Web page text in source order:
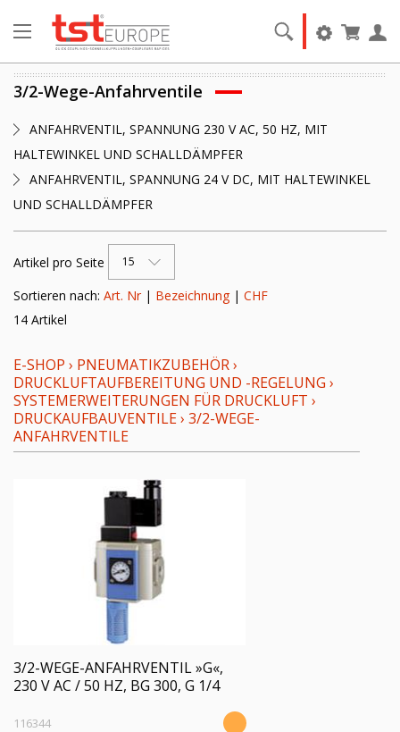
3/2-Wege-Anfahrventile
ANFAHRVENTIL, SPANNUNG 230 V AC, 50 HZ, MIT
HALTEWINKEL UND SCHALLDÄMPFER
ANFAHRVENTIL, SPANNUNG 24 V DC, MIT HALTEWINKEL
UND SCHALLDÄMPFER
Artikel pro Seite 15
Sortieren nach: Art. Nr| Bezeichnung| CHF
14 Artikel
E-SHOP › PNEUMATIKZUBEHÖR›
DRUCKLUFTAUFBEREITUNG UND -REGELUNG ›
SYSTEMERWEITERUNGEN FÜR DRUCKLUFT ›
DRUCKAUFBAUVENTILE› 3/2-WEGE-
ANFAHRVENTILE
3/2-WEGE-ANFAHRVENTIL »G«,
230 V AC / 50 HZ, BG 300, G 1/4
116344